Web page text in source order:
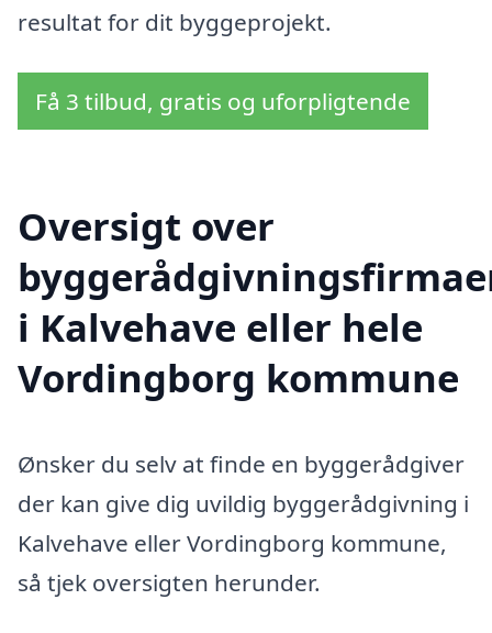
resultat for dit byggeprojekt.
Få 3 tilbud, gratis og uforpligtende
Oversigt over
i Kalvehave eller hele
Vordingborg kommune
Ønsker du selv at finde en byggerådgiver
der kan give dig uvildig byggerådgivning i
Kalvehave eller Vordingborg kommune,
så tjek oversigten herunder.